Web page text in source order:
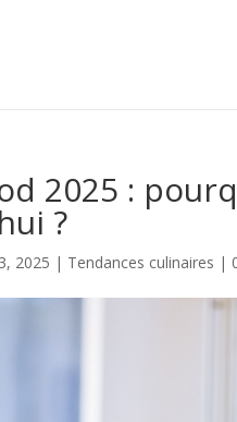
2025 :
?
2025 | Tendances culinaires |